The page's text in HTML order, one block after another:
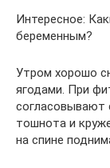
Интересное:
беременным?
Утром хорошо
ягодами. При
согласовывают
тошнота и
на спине